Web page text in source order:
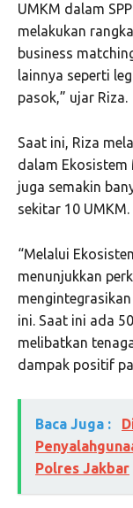
UMKM dalam
melakukan
business
lainnya seperti
pasok,” ujar Riza.
Saat ini, Riza
dalam Ekosistem
juga semakin
sekitar 10 UMKM.
“Melalui
menunjukkan
ini. Saat ini ada
melibatkan
dampak positif
Baca Juga :
Polres Jakbar